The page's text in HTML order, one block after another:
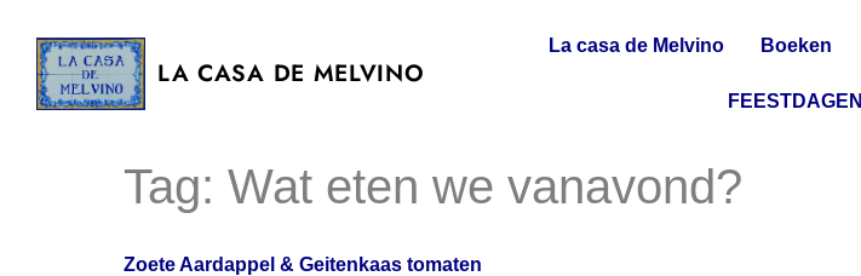
LA CASA DE MELVINO
La casa de Melvino Boeken
FEESTDAGEN
Tag: Wat eten we vanavond?
Zoete Aardappel & Geitenkaas tomaten